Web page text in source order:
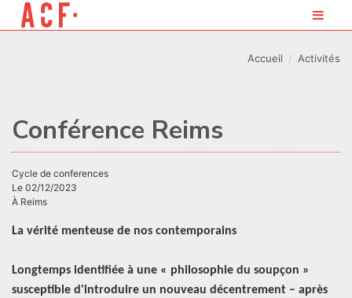
Accueil Activités
Conférence Reims
cycle de conferences
Le 02/12/2023
À Reims
La vérité menteuse de nos contemporains
Longtemps identifiée à une « philosophie du soupçon »
susceptible d'introduire un nouveau décentrement – après